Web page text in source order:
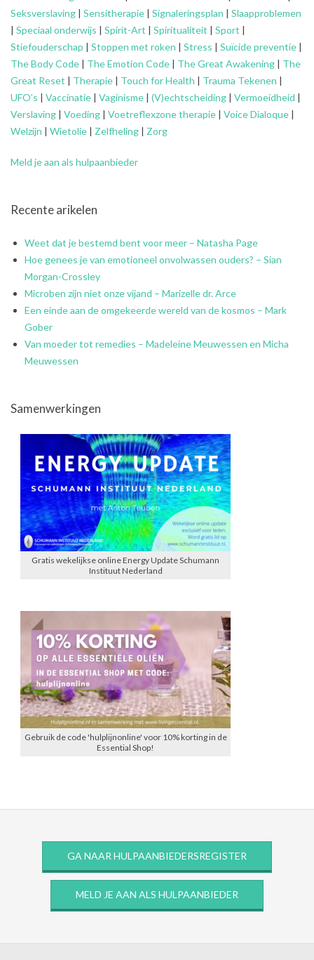
Seksverslaving | Sensitherapie | Signaleringsplan | Slaapproblemen
| Speciaal onderwijs | Spirit-Art | Spiritualiteit | Sport |
Stiefouderschap | Stoppen met roken | Stress | Suïcide preventie |
The Body Code | The Emotion Code | The Great Awakening | The
Great Reset | Therapie | Touch for Health | Trauma Tekenen |
UFO’s | Vaccinatie | Vaginisme | (V)echtscheiding | Vermoeidheid |
Verslaving | Voeding | Voetreflexzone therapie | Voice Dialoque |
Welzijn | Wietolie | Zelfheling | Zorg
Meld je aan als hulpaanbieder
Recente arikelen
Weet dat je bestemd bent voor meer – Natasha Page
Hoe genees je van emotioneel onvolwassen ouders? – Sian
Morgan-Crossley
Microben zijn niet onze vijand – Marizelle dr. Arce
Een einde aan de omgekeerde wereld van de kosmos – Mark
Gober
Van moeder tot remedies – Madeleine Meuwessen en Micha
Meuwessen
Samenwerkingen
Gratis wekelijkse online Energy Update Schumann
Instituut Nederland
Gebruik de code 'hulplijnonline' voor 10% korting in de
Essential Shop!
GA NAAR HULPAANBIEDERSREGISTER
MELD JE AAN ALS HULPAANBIEDER